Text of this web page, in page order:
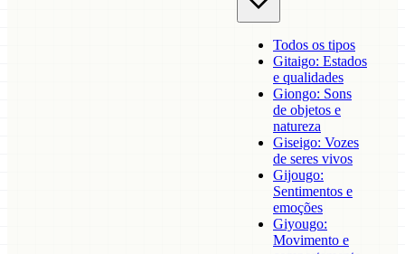
Todos os tipos
Gitaigo: Estados
e qualidades
Giongo: Sons
de objetos e
natureza
Giseigo: Vozes
de seres vivos
Gijougo:
Sentimentos e
emoções
Giyougo:
Movimento e